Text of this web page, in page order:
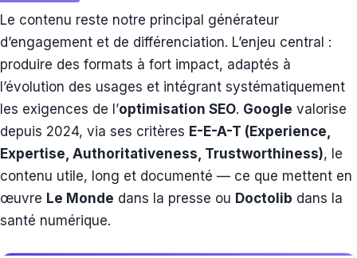
Le contenu reste notre principal générateur
d’engagement et de différenciation. L’enjeu central :
produire des formats à fort impact, adaptés à
l’évolution des usages et intégrant systématiquement
les exigences de l’optimisation SEO. Google valorise
depuis 2024, via ses critères E-E-A-T (Experience,
Expertise, Authoritativeness, Trustworthiness), le
contenu utile, long et documenté — ce que mettent en
œuvre Le Monde dans la presse ou Doctolib dans la
santé numérique.